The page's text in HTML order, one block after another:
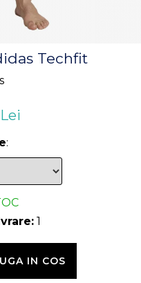
Techfit
:
1
IN COS